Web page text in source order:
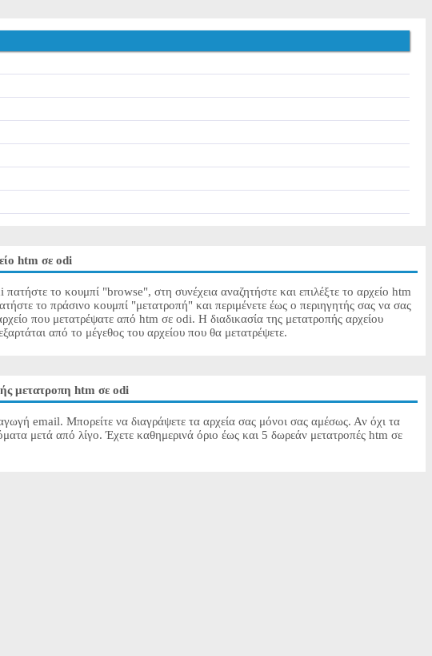
htm σε odi
το κουμπί "browse", στη συνέχεια αναζητήστε και επιλέξτε το αρχείο htm
το πράσινο κουμπί "μετατροπή" και περιμένετε έως ο περιηγητής σας να σας
που μετατρέψατε από htm σε odi. Η διαδικασία της μετατροπής αρχείου
από το μέγεθος του αρχείου που θα μετατρέψετε.
μετατροπη htm σε odi
email. Μπορείτε να διαγράψετε τα αρχεία σας μόνοι σας αμέσως. Αν όχι τα
μετά από λίγο. Έχετε καθημερινά όριο έως και 5 δωρεάν μετατροπές htm σε